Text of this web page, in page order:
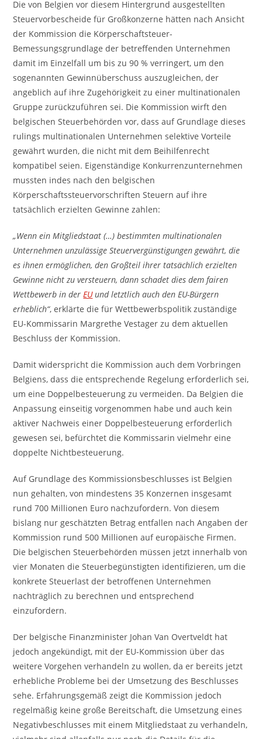
Die von Belgien vor diesem Hintergrund ausgestellten
Steuervorbescheide für Großkonzerne hätten nach Ansicht
der Kommission die Körperschaftsteuer-
Bemessungsgrundlage der betreffenden Unternehmen
damit im Einzelfall um bis zu 90 % verringert, um den
sogenannten Gewinnüberschuss auszugleichen, der
angeblich auf ihre Zugehörigkeit zu einer multinationalen
Gruppe zurückzuführen sei. Die Kommission wirft den
belgischen Steuerbehörden vor, dass auf Grundlage dieses
rulings multinationalen Unternehmen selektive Vorteile
gewährt wurden, die nicht mit dem Beihilfenrecht
kompatibel seien. Eigenständige Konkurrenzunternehmen
mussten indes nach den belgischen
Körperschaftssteuervorschriften Steuern auf ihre
tatsächlich erzielten Gewinne zahlen:
„Wenn ein Mitgliedstaat (…) bestimmten multinationalen
Unternehmen unzulässige Steuervergünstigungen gewährt, die
es ihnen ermöglichen, den Großteil ihrer tatsächlich erzielten
Gewinne nicht zu versteuern, dann schadet dies dem fairen
Wettbewerb in derEUund letztlich auch den EU-Bürgern
erheblich“, erklärte die für Wettbewerbspolitik zuständige
EU-Kommissarin Margrethe Vestager zu dem aktuellen
Beschluss der Kommission.
Damit widerspricht die Kommission auch dem Vorbringen
Belgiens, dass die entsprechende Regelung erforderlich sei,
um eine Doppelbesteuerung zu vermeiden. Da Belgien die
Anpassung einseitig vorgenommen habe und auch kein
aktiver Nachweis einer Doppelbesteuerung erforderlich
gewesen sei, befürchtet die Kommissarin vielmehr eine
doppelte Nichtbesteuerung.
Auf Grundlage des Kommissionsbeschlusses ist Belgien
nun gehalten, von mindestens 35 Konzernen insgesamt
rund 700 Millionen Euro nachzufordern. Von diesem
bislang nur geschätzten Betrag entfallen nach Angaben der
Kommission rund 500 Millionen auf europäische Firmen.
Die belgischen Steuerbehörden müssen jetzt innerhalb von
vier Monaten die Steuerbegünstigten identifizieren, um die
konkrete Steuerlast der betroffenen Unternehmen
nachträglich zu berechnen und entsprechend
einzufordern.
Der belgische Finanzminister Johan Van Overtveldt hat
jedoch angekündigt, mit der EU-Kommission über das
weitere Vorgehen verhandeln zu wollen, da er bereits jetzt
erhebliche Probleme bei der Umsetzung des Beschlusses
sehe. Erfahrungsgemäß zeigt die Kommission jedoch
regelmäßig keine große Bereitschaft, die Umsetzung eines
Negativbeschlusses mit einem Mitgliedstaat zu verhandeln,